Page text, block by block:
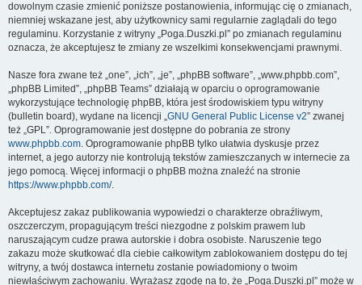
dowolnym czasie zmienić poniższe postanowienia, informując cię o zmianach,
niemniej wskazane jest, aby użytkownicy sami regularnie zaglądali do tego
regulaminu. Korzystanie z witryny „Poga.Duszki.pl” po zmianach regulaminu
oznacza, że akceptujesz te zmiany ze wszelkimi konsekwencjami prawnymi.
Nasze fora zwane też „one”, „ich”, „je”, „phpBB software”, „www.phpbb.com”,
„phpBB Limited”, „phpBB Teams” działają w oparciu o oprogramowanie
wykorzystujące technologię phpBB, która jest środowiskiem typu witryny
(bulletin board), wydane na licencji „GNU General Public License v2” zwanej
też „GPL”. Oprogramowanie jest dostępne do pobrania ze strony
www.phpbb.com. Oprogramowanie phpBB tylko ułatwia dyskusje przez
internet, a jego autorzy nie kontrolują tekstów zamieszczanych w internecie za
jego pomocą. Więcej informacji o phpBB można znaleźć na stronie
https://www.phpbb.com/.
Akceptujesz zakaz publikowania wypowiedzi o charakterze obraźliwym,
oszczerczym, propagującym treści niezgodne z polskim prawem lub
naruszającym cudze prawa autorskie i dobra osobiste. Naruszenie tego
zakazu może skutkować dla ciebie całkowitym zablokowaniem dostępu do tej
witryny, a twój dostawca internetu zostanie powiadomiony o twoim
niewłaściwym zachowaniu. Wyrażasz zgodę na to, że „Poga.Duszki.pl” może w